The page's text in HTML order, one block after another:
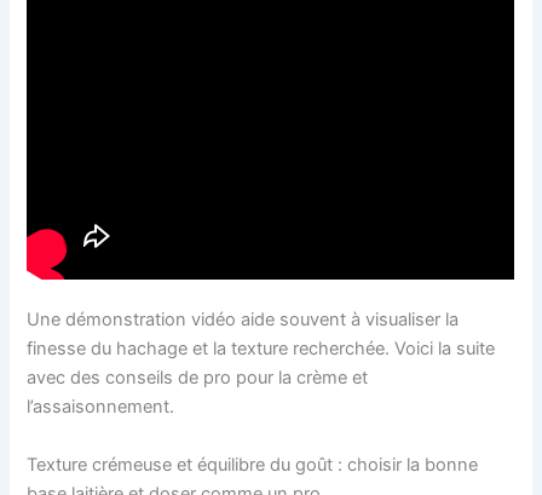
Une démonstration vidéo aide souvent à visualiser la
finesse du hachage et la texture recherchée. Voici la suite
avec des conseils de pro pour la crème et
l’assaisonnement.
Texture crémeuse et équilibre du goût : choisir la bonne